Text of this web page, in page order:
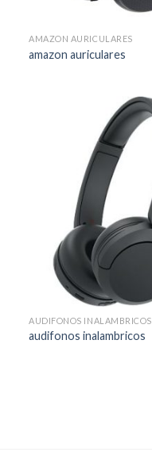
AMAZON AURICULARES
amazon auriculares
AUDIFONOS INALAMBRICOS
audifonos inalambricos